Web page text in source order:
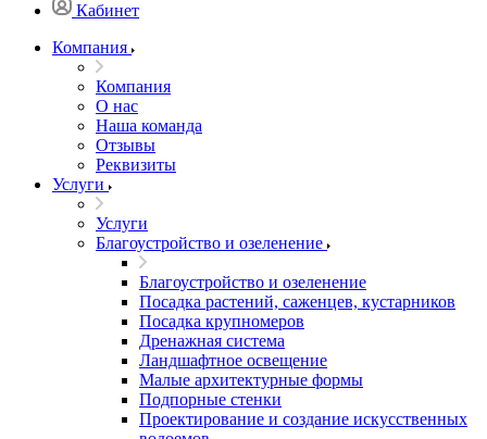
Кабинет
Компания
Компания
О нас
Наша команда
Отзывы
Реквизиты
Услуги
Услуги
Благоустройство и озеленение
Благоустройство и озеленение
Посадка растений, саженцев, кустарников
Посадка крупномеров
Дренажная система
Ландшафтное освещение
Малые архитектурные формы
Подпорные стенки
Проектирование и создание искусственных